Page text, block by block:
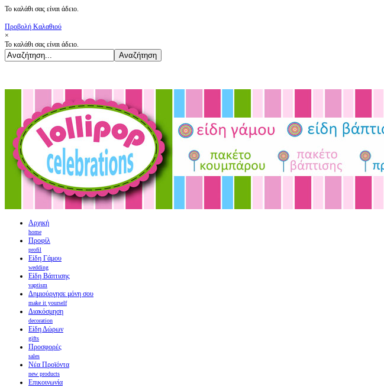
Το καλάθι σας είναι άδειο.
Προβολή Καλαθιού
×
Το καλάθι σας είναι άδειο.
Αρχική
home
Προφίλ
profil
Είδη Γάμου
wedding
Είδη Βάπτισης
vaptism
Δημιούργησε μόνη σου
make it yourself
Διακόσμηση
decoration
Είδη Δώρων
gifts
Προσφορές
sales
Νέα Προϊόντα
new products
Επικοινωνία